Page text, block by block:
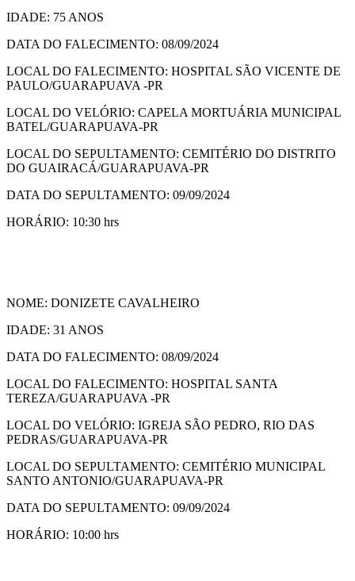
IDADE: 75 ANOS
DATA DO FALECIMENTO: 08/09/2024
LOCAL DO FALECIMENTO: HOSPITAL SÃO VICENTE DE
PAULO/GUARAPUAVA -PR
LOCAL DO VELÓRIO: CAPELA MORTUÁRIA MUNICIPAL
BATEL/GUARAPUAVA-PR
LOCAL DO SEPULTAMENTO: CEMITÉRIO DO DISTRITO
DO GUAIRACÁ/GUARAPUAVA-PR
DATA DO SEPULTAMENTO: 09/09/2024
HORÁRIO: 10:30 hrs
NOME: DONIZETE CAVALHEIRO
IDADE: 31 ANOS
DATA DO FALECIMENTO: 08/09/2024
LOCAL DO FALECIMENTO: HOSPITAL SANTA
TEREZA/GUARAPUAVA -PR
LOCAL DO VELÓRIO: IGREJA SÃO PEDRO, RIO DAS
PEDRAS/GUARAPUAVA-PR
LOCAL DO SEPULTAMENTO: CEMITÉRIO MUNICIPAL
SANTO ANTONIO/GUARAPUAVA-PR
DATA DO SEPULTAMENTO: 09/09/2024
HORÁRIO: 10:00 hrs